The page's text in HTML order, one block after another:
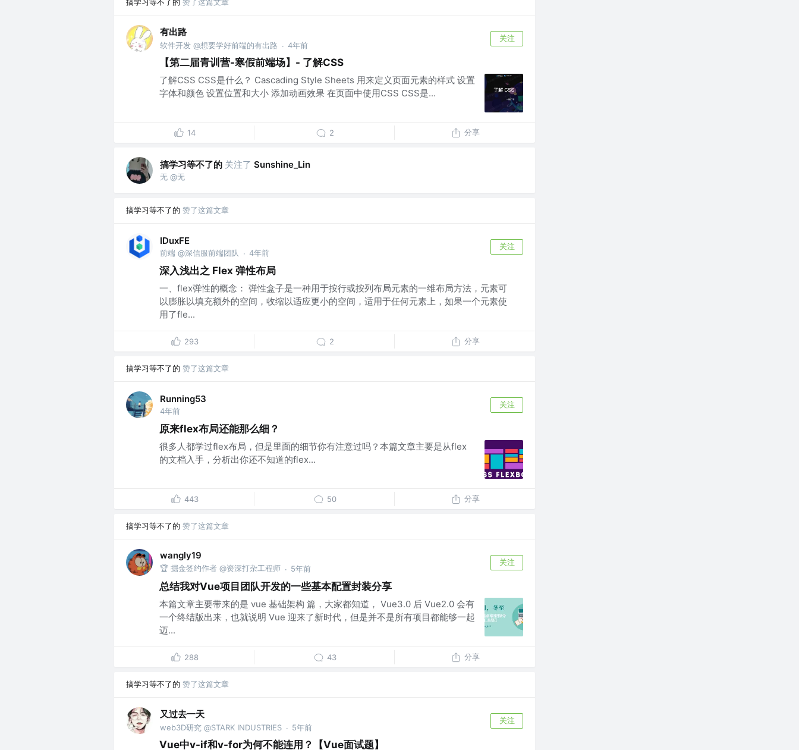
搞学习等不了的 赞了这篇文章
有出路
软件开发 @想要学好前端的有出路 · 4年前
关注
【第二届青训营-寒假前端场】- 了解CSS
了解CSS CSS是什么？ Cascading Style Sheets 用来定义页面元素的样式 设置
字体和颜色 设置位置和大小 添加动画效果 在页面中使用CSS CSS是...
14 2 分享
搞学习等不了的 关注了 Sunshine_Lin
无 @无
搞学习等不了的 赞了这篇文章
IDuxFE
前端 @深信服前端团队 · 4年前
关注
深入浅出之 Flex 弹性布局
一、flex弹性的概念： 弹性盒子是一种用于按行或按列布局元素的一维布局方法，元素可
以膨胀以填充额外的空间，收缩以适应更小的空间，适用于任何元素上，如果一个元素使
用了fle...
293 2 分享
搞学习等不了的 赞了这篇文章
Running53
4年前
关注
原来flex布局还能那么细？
很多人都学过flex布局，但是里面的细节你有注意过吗？本篇文章主要是从flex
的文档入手，分析出你还不知道的flex...
443 50 分享
搞学习等不了的 赞了这篇文章
wangly19
🏆 掘金签约作者 @资深打杂工程师 · 5年前
关注
总结我对Vue项目团队开发的一些基本配置封装分享
本篇文章主要带来的是 vue 基础架构 篇，大家都知道， Vue3.0 后 Vue2.0 会有
一个终结版出来，也就说明 Vue 迎来了新时代，但是并不是所有项目都能够一起
迈...
288 43 分享
搞学习等不了的 赞了这篇文章
又过去一天
web3D研究 @STARK INDUSTRIES · 5年前
关注
Vue中v-if和v-for为何不能连用？【Vue面试题】